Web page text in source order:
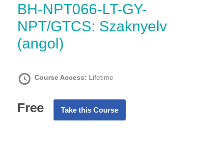
BH-NPT066-LT-GY-
NPT/GTCS: Szaknyelv
(angol)
Course Access: Lifetime
Free Take this Course